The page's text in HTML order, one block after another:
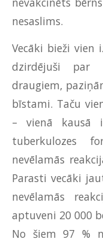
nesaslims.
Vecāki bieži vien
dzirdējuši par
draugiem,
bīstami. Taču
– vienā kausā
tuberkulozes
nevēlamās
Parasti vecāki
nevēlamās
aptuveni 20 000
No šiem 97 %